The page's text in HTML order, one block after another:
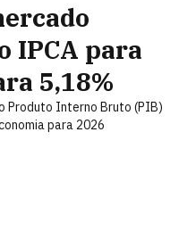
IPCA para
5,18%
Produto Interno Bruto (PIB)
para 2026